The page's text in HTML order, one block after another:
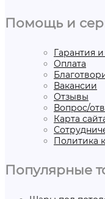
Помощь и
Гарантия
Оплата
Вакансии
Отзывы
Вопрос/
Карта
Политика
Популярные